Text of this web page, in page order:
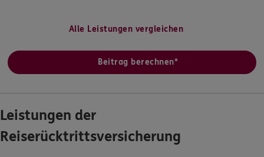
Alle Leistungen vergleichen
Beitrag berechnen*
Leistungen der
Reiserücktrittsversicherung